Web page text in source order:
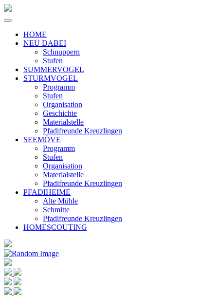
HOME
NEU DABEI
Schnuppern
Stufen
SUMMERVOGEL
STURMVOGEL
Programm
Stufen
Organisation
Geschichte
Materialstelle
Pfadifreunde Kreuzlingen
SEEMÖVE
Programm
Stufen
Organisation
Materialstelle
Pfadifreunde Kreuzlingen
PFADIHEIME
Alte Mühle
Schmitte
Pfadifreunde Kreuzlingen
HOMESCOUTING